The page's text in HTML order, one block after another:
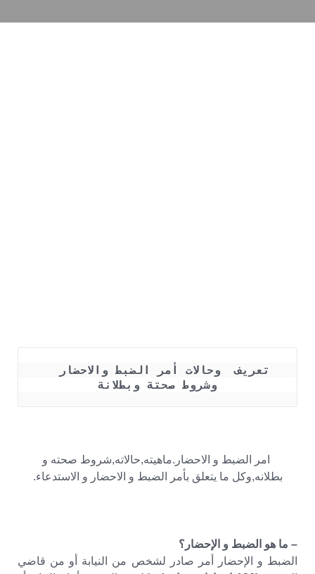
وشروط صحتة وبطلانة
امر الضبط و الاحضار.ماهيته,حالاته,شروط صحته و
بطلانه,وكل ما يتعلق بأمر الضبط و الاحضار و الاستدعاء.
– ما هو الضبط و الإحضار؟
الضبط و الإحضار أمر صادر لشخص من النيابة أو من قاضي